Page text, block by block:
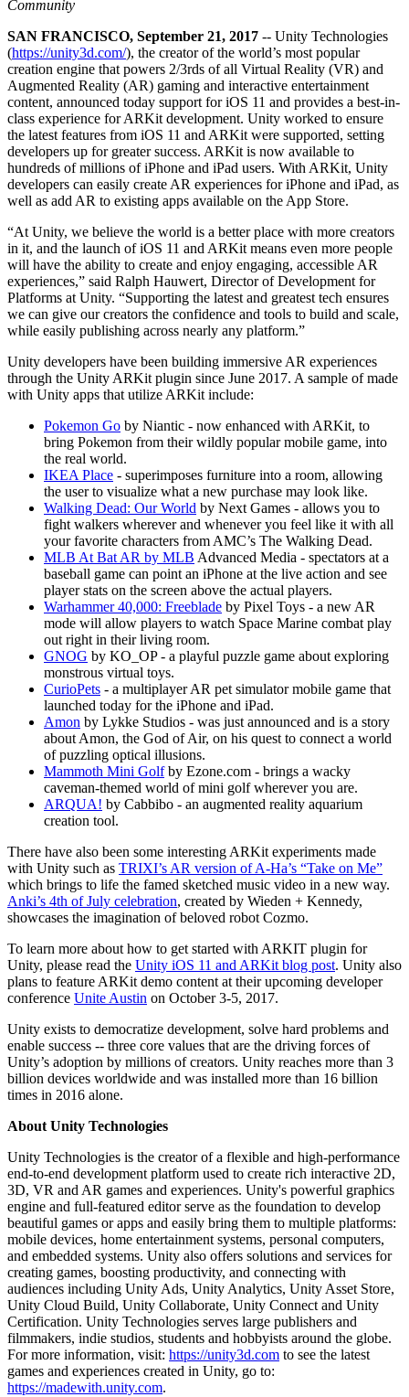
LiveOps
Informations post-lancement et opérations de jeu en direct
Développez
Acquisition de nouveaux joueurs
Faites-vous découvrir et acquérez des utilisateurs mobiles
Achats intégrés
Gérer IAP entre les magasins et D2C
Connectez les joueurs avec les bons jeux
Faites de la publicité avec Unity
Monétisez avec Unity
Cas d’utilisation
Jeux mobiles
Créez et développez des succès mobiles avec Unity
Jeux indépendants
Lancez de grands jeux avec de petites équipes
Jeux XR
Lancez des jeux XR sur plusieurs plateformes
Jeux multijoueur
Simplifiez le développement de jeux multijoueurs
Distribution
Transformer les expériences en magasin en expériences en ligne
Automobile
Stimulez l'innovation et les expériences en voiture
Voir toutes les industries
Informations
Études de cas
Histoires de succès dans le monde réel
Guides des meilleures pratiques
Conseils et astuces d'experts
Démos
Démos, échantillons et éléments de base
Toutes les ressources
Blog
Mises à jour, informations et conseils techniques
Actualités
Actualités, histoires et centre de presse
Rejoignez les développeurs, créateurs et initiés
Unity Awards
Célébration des créateurs Unity dans le monde entier
Guides pratiques
Conseils pratiques et meilleures pratiques
Formation
Pour les étudiants
Démarrez votre carrière
Pour les enseignants
Boostez votre enseignement
Apportez la puissance de Unity à votre institution
Certifications
Prouvez votre maîtrise de Unity
Community
SAN FRANCISCO, September 21, 2017 -- Unity Technologies
(https://unity3d.com/), the creator of the world’s most popular
creation engine that powers 2/3rds of all Virtual Reality (VR) and
Augmented Reality (AR) gaming and interactive entertainment
content, announced today support for iOS 11 and provides a best-in-
class experience for ARKit development. Unity worked to ensure
the latest features from iOS 11 and ARKit were supported, setting
developers up for greater success. ARKit is now available to
hundreds of millions of iPhone and iPad users. With ARKit, Unity
developers can easily create AR experiences for iPhone and iPad, as
well as add AR to existing apps available on the App Store.
“At Unity, we believe the world is a better place with more creators
in it, and the launch of iOS 11 and ARKit means even more people
will have the ability to create and enjoy engaging, accessible AR
experiences,” said Ralph Hauwert, Director of Development for
Platforms at Unity. “Supporting the latest and greatest tech ensures
we can give our creators the confidence and tools to build and scale,
while easily publishing across nearly any platform.”
Unity developers have been building immersive AR experiences
through the Unity ARKit plugin since June 2017. A sample of made
with Unity apps that utilize ARKit include:
Pokemon Go by Niantic - now enhanced with ARKit, to
bring Pokemon from their wildly popular mobile game, into
the real world.
IKEA Place - superimposes furniture into a room, allowing
the user to visualize what a new purchase may look like.
Walking Dead: Our World by Next Games - allows you to
fight walkers wherever and whenever you feel like it with all
your favorite characters from AMC’s The Walking Dead.
MLB At Bat AR by MLB Advanced Media - spectators at a
baseball game can point an iPhone at the live action and see
player stats on the screen above the actual players.
Warhammer 40,000: Freeblade by Pixel Toys - a new AR
mode will allow players to watch Space Marine combat play
out right in their living room.
GNOG by KO_OP - a playful puzzle game about exploring
monstrous virtual toys.
CurioPets - a multiplayer AR pet simulator mobile game that
launched today for the iPhone and iPad.
Amon by Lykke Studios - was just announced and is a story
about Amon, the God of Air, on his quest to connect a world
of puzzling optical illusions.
Mammoth Mini Golfby Ezone.com - brings a wacky
caveman-themed world of mini golf wherever you are.
ARQUA! by Cabbibo - an augmented reality aquarium
creation tool.
There have also been some interesting ARKit experiments made
with Unity such as TRIXI’s AR version of A-Ha’s “Take on Me”
which brings to life the famed sketched music video in a new way.
Anki’s 4th of July celebration, created by Wieden + Kennedy,
showcases the imagination of beloved robot Cozmo.
To learn more about how to get started with ARKIT plugin for
Unity, please read the Unity iOS 11 and ARKit blog post. Unity also
plans to feature ARKit demo content at their upcoming developer
conference Unite Austin on October 3-5, 2017.
Unity exists to democratize development, solve hard problems and
enable success -- three core values that are the driving forces of
Unity’s adoption by millions of creators. Unity reaches more than 3
billion devices worldwide and was installed more than 16 billion
times in 2016 alone.
About Unity Technologies
Unity Technologies is the creator of a flexible and high-performance
end-to-end development platform used to create rich interactive 2D,
3D, VR and AR games and experiences. Unity's powerful graphics
engine and full-featured editor serve as the foundation to develop
beautiful games or apps and easily bring them to multiple platforms:
mobile devices, home entertainment systems, personal computers,
and embedded systems. Unity also offers solutions and services for
creating games, boosting productivity, and connecting with
audiences including Unity Ads, Unity Analytics, Unity Asset Store,
Unity Cloud Build, Unity Collaborate, Unity Connect and Unity
Certification. Unity Technologies serves large publishers and
filmmakers, indie studios, students and hobbyists around the globe.
For more information, visit: https://unity3d.com to see the latest
games and experiences created in Unity, go to:
https://madewith.unity.com.